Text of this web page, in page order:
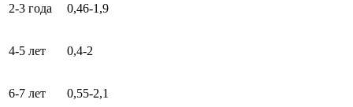
2-3 года 0,46-1,9
4-5 лет 0,4-2
6-7 лет 0,55-2,1